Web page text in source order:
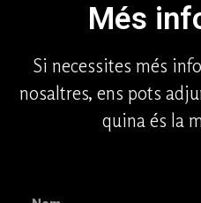
Més
Si necessites més
nosaltres, ens pots
quina és la